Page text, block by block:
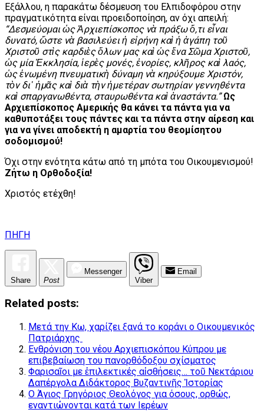
Εξάλλου, η παρακάτω δέσμευση του Ελπιδοφόρου στην
πραγματικότητα είναι προειδοποίηση, αν όχι απειλή:
“Δεσμεύομαι ὡς Ἀρχιεπίσκοπος νὰ πράξω ὅ,τι εἶναι
δυνατό, ὥστε νὰ βασιλεύει ἡ εἰρήνη καὶ ἡ ἀγάπη τοῦ
Χριστοῦ στὶς καρδιὲς ὅλων μας καὶ ὡς ἕνα Σῶμα Χριστοῦ,
ὡς μία Ἐκκλησία, ἱερὲς μονές, ἐνορίες, κλῆρος καὶ λαός,
ὡς ἑνωμένη πνευματικὴ δύναμη νὰ κηρύξουμε Χριστόν,
τὸν δι᾽ ἡμᾶς καὶ διὰ τὴν ἡμετέραν σωτηρίαν γεννηθέντα
καὶ σπαργανωθέντα, σταυρωθέντα καὶ ἀναστάντα.” Ως
Αρχιεπίσκοπος Αμερικής θα κάνει τα πάντα για να
καθυποτάξει τους πάντες και τα πάντα στην αίρεση και
για να γίνει αποδεκτή η αμαρτία του θεομίσητου
σοδομισμού!
Όχι στην ενότητα κάτω από τη μπότα του Οικουμενισμού!
Ζήτω η Ορθοδοξία!
Χριστός ετέχθη!
ΠΗΓΗ
Share Post
Messenger
Viber
Email
Related posts:
Μετά την Κω, χαρίζει ξανά το κοράνι ο Οικουμενικός
Πατριάρχης
Ενθρόνιση του νέου Αρχιεπισκόπου Κύπρου με
επιβεβαίωση του πανορθόδοξου σχίσματος
Φαρισαῖοι με ἐπιλεκτικές αἰσθήσεις… τοῦ Νεκτάριου
Δαπέργολα Διδάκτορος Βυζαντινῆς Ἱστορίας
Ο Άγιος Γρηγόριος Θεολόγος για όσους, ορθώς,
εναντιώνονται κατά των Ιερέων